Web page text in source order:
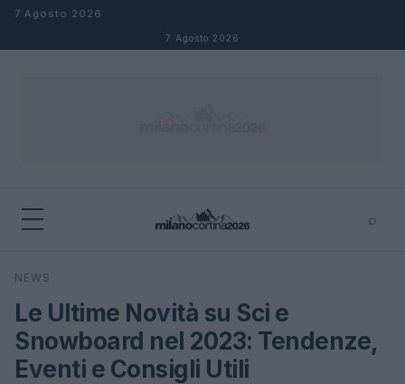
Salta al contenuto
7 Agosto 2026
7 Agosto 2026
⌕
Cerca
NEWS
Le Ultime Novità su Sci e
Snowboard nel 2023: Tendenze,
Eventi e Consigli Utili